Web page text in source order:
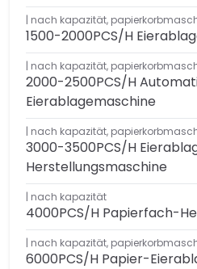
nach kapazität,
1500-2000PCS/H
nach kapazität,
2000-2500PCS/H
Eierablagemaschine
nach kapazität,
3000-3500PCS/H
Herstellungsmaschine
nach kapazität
4000PCS/H Papierfach-
nach kapazität,
6000PCS/H Papier-